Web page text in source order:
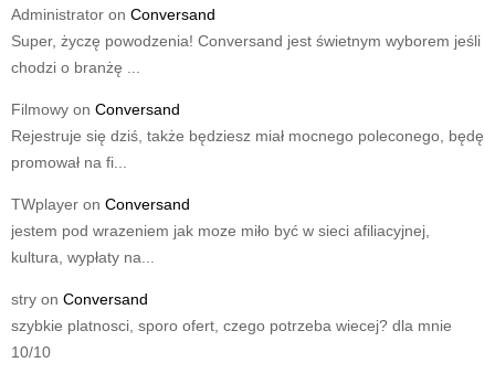
Administrator on Conversand
Super, życzę powodzenia! Conversand jest świetnym wyborem jeśli
chodzi o branżę ...
Filmowy on Conversand
Rejestruje się dziś, także będziesz miał mocnego poleconego, będę
promował na fi...
TWplayer on Conversand
jestem pod wrazeniem jak moze miło być w sieci afiliacyjnej,
kultura, wypłaty na...
stry on Conversand
szybkie platnosci, sporo ofert, czego potrzeba wiecej? dla mnie
10/10